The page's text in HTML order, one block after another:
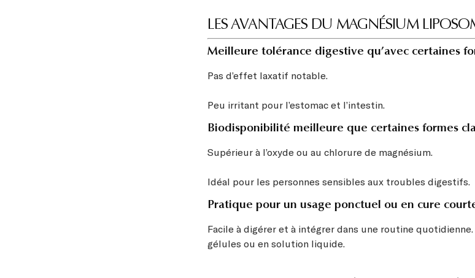
LES AVANTAGES DU MAGNÉSIUM
Meilleure tolérance digestive qu’avec certaines
Pas d’effet laxatif notable.
Peu irritant pour l’estomac et l’intestin.
Biodisponibilité meilleure que certaines formes
Supérieur à l’oxyde ou au chlorure de magnésium.
Idéal pour les personnes sensibles aux troubles digestifs.
Pratique pour un usage ponctuel ou en cure
Facile à digérer et à intégrer dans une routine
gélules ou en solution liquide.